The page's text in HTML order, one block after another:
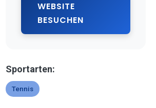
WEBSITE
BESUCHEN
Sportarten:
Tennis